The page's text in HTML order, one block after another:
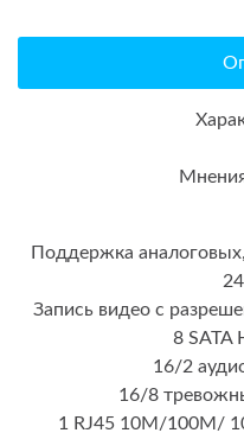
Поддержка
Запись видео с
8 SATA
16/2
16/8
1 RJ45 10M/100M/